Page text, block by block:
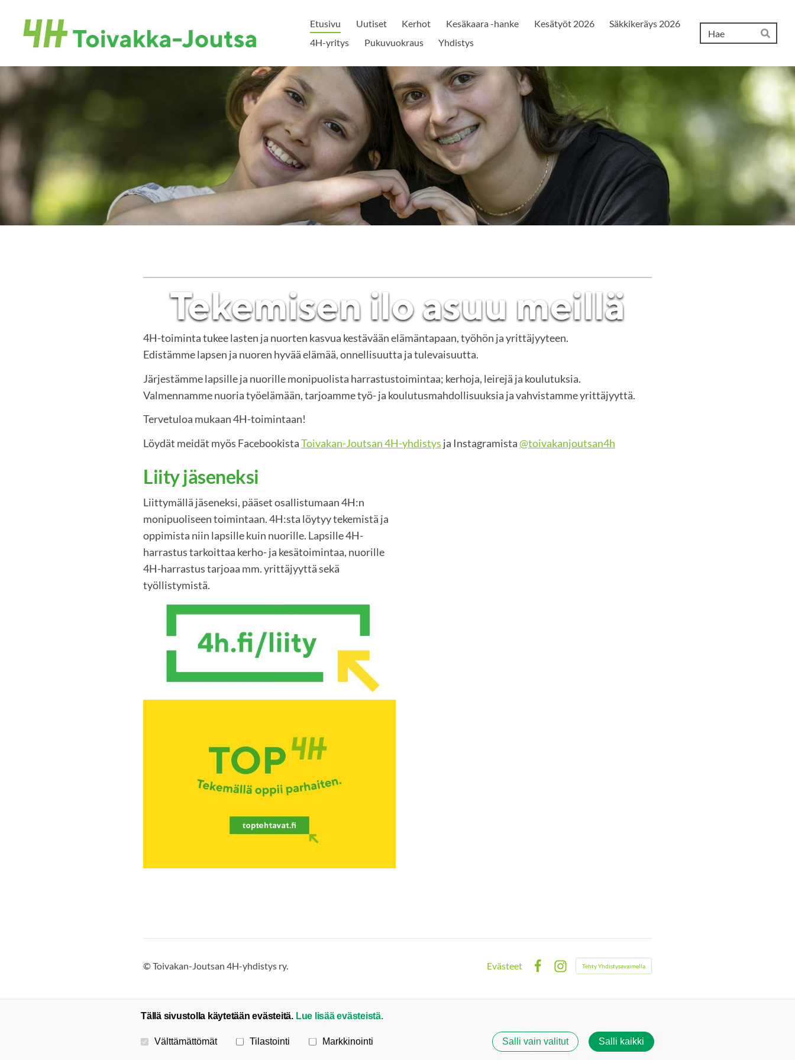
sivun
sisältöön
Toivakan-Joutsan 4H-yhdistys ry.
Etusivu Uutiset Kerhot Kesäkaara -hanke Kesätyöt 2026
Säkkikeräys 2026
4H-yritys
Pukuvuokraus Yhdistys Hae
4H-toiminta tukee lasten ja nuorten kasvua kestävään elämäntapaan, työhön ja yrittäjyyteen.
Edistämme lapsen ja nuoren hyvää elämää, onnellisuutta ja tulevaisuutta.
Järjestämme lapsille ja nuorille monipuolista harrastustoimintaa; kerhoja, leirejä ja koulutuksia.
Valmennamme nuoria työelämään, tarjoamme työ- ja koulutusmahdollisuuksia ja vahvistamme yrittäjyyttä.
Tervetuloa mukaan 4H-toimintaan!
Löydät meidät myös FacebookistaToivakan-Joutsan 4H-yhdistys ja Instagramista@toivakanjoutsan4h
Liity jäseneksi
Liittymällä jäseneksi, pääset osallistumaan 4H:n
monipuoliseen toimintaan. 4H:sta löytyy tekemistä ja
oppimista niin lapsille kuin nuorille. Lapsille 4H-
harrastus tarkoittaa kerho- ja kesätoimintaa, nuorille
4H-harrastus tarjoaa mm. yrittäjyyttä sekä
työllistymistä.
©Toivakan-Joutsan 4H-yhdistys ry.
Evästeet
Instagram
Tehty Yhdistysavaimella
Tällä sivustolla käytetään evästeitä. Lue lisää evästeistä.
Valitse käytettävät evästeet
Välttämättömät Tilastointi Markkinointi Salli vain valitut Salli kaikki